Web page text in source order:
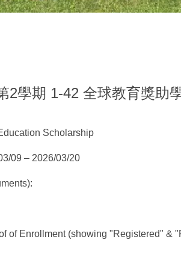
2學期 1-42 全球教育獎
Scholarship
09 – 2026/03/20
of Enrollment (showing "Registered" &